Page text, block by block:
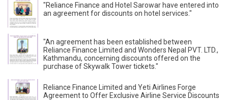
"Reliance Finance and Hotel Sarowar have entered into
an agreement for discounts on hotel services."
"An agreement has been established between
Reliance Finance Limited and Wonders Nepal PVT. LTD.,
Kathmandu, concerning discounts offered on the
purchase of Skywalk Tower tickets."
Reliance Finance Limited and Yeti Airlines Forge
Agreement to Offer Exclusive Airline Service Discounts